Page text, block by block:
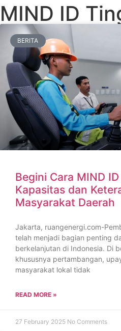
MIND ID
BERITA
Begini Cara MIND
Kapasitas dan
Masyarakat Daerah
Jakarta, ruangenergi.com-
telah menjadi bagian penting
berkelanjutan di Indonesia. Di
khususnya pertambangan,
masyarakat lokal tidak
READ MORE »
27 February 2025 No Comments